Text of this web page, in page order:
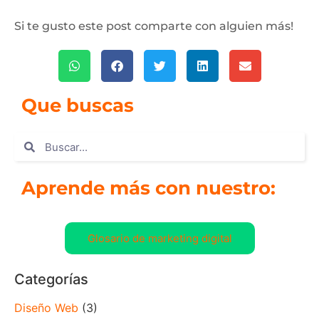
Si te gusto este post comparte con alguien más!
Que buscas
Aprende más con nuestro:
Glosario de marketing digital
Categorías
Diseño Web (3)